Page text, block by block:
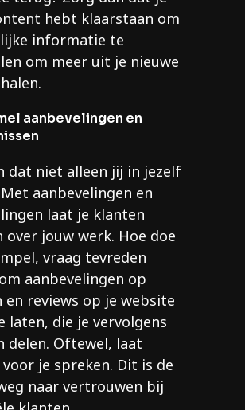
hebt klaarstaan om
informatie te
om meer uit je nieuwe
aanbevelingen en
dat niet alleen jij in jezelf
aanbevelingen en
laat je klanten
over jouw werk. Hoe doe
vraag tevreden
aanbevelingen op
en reviews op je website
laten, die je vervolgens
delen. Oftewel, laat
je spreken. Dit is de
naar vertrouwen bij